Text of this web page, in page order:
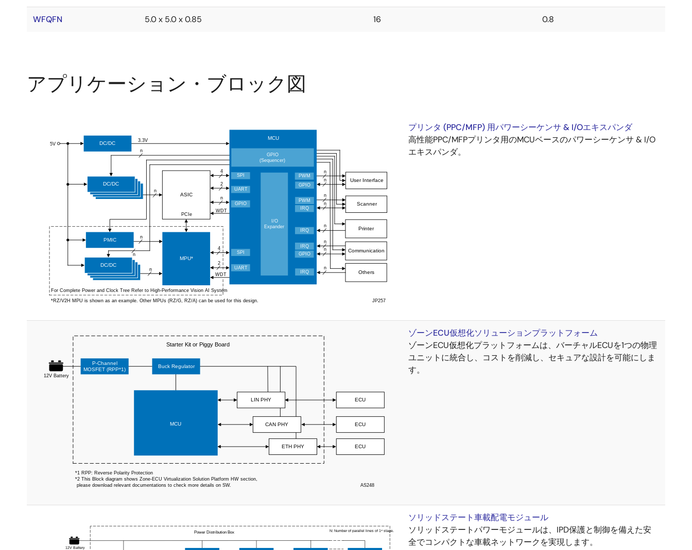
WFQFN 5.0 x 5.0 x 0.85 16 0.8
アプリケーション・ブロック図
プリンタ (PPC/MFP) 用パワーシーケンサ & I/Oエキスパンダ
高性能PPC/MFPプリンタ用のMCUベースのパワーシーケンサ & I/O
エキスパンダ。
ゾーンECU仮想化ソリューションプラットフォーム
ゾーンECU仮想化プラットフォームは、バーチャルECUを1つの物理
ユニットに統合し、コストを削減し、セキュアな設計を可能にしま
す。
ソリッドステート車載配電モジュール
ソリッドステートパワーモジュールは、IPD保護と制御を備えた安
全でコンパクトな車載ネットワークを実現します。